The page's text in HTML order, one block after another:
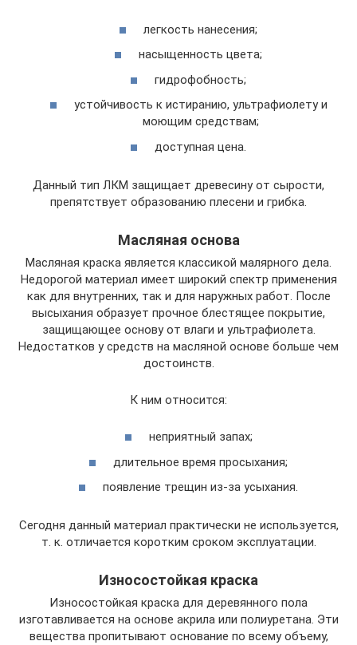
легкость нанесения;
насыщенность цвета;
гидрофобность;
устойчивость к истиранию, ультрафиолету и
моющим средствам;
доступная цена.
Данный тип ЛКМ защищает древесину от сырости,
препятствует образованию плесени и грибка.
Масляная основа
Масляная краска является классикой малярного дела.
Недорогой материал имеет широкий спектр применения
как для внутренних, так и для наружных работ. После
высыхания образует прочное блестящее покрытие,
защищающее основу от влаги и ультрафиолета.
Недостатков у средств на масляной основе больше чем
достоинств.
К ним относится:
неприятный запах;
длительное время просыхания;
появление трещин из-за усыхания.
Сегодня данный материал практически не используется,
т. к. отличается коротким сроком эксплуатации.
Износостойкая краска
Износостойкая краска для деревянного пола
изготавливается на основе акрила или полиуретана. Эти
вещества пропитывают основание по всему объему,